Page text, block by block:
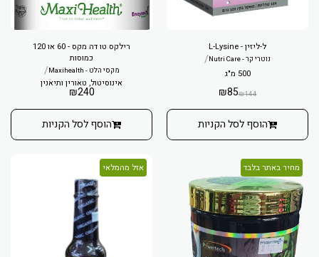
ל-ליזין - L-Lysine
נוטרי קר - Nutri Care /
500 מ"ג
₪144
₪85
הוסף לסל הקניות
רילקס טו דה מקס - 60 או 120
כמוסות
מקסי הלט - Maxihealth /
אינוסיטול, טאורין ותיאנין
₪240
הוסף לסל הקניות
מחיר באתר בלבד אזל מהמלאי